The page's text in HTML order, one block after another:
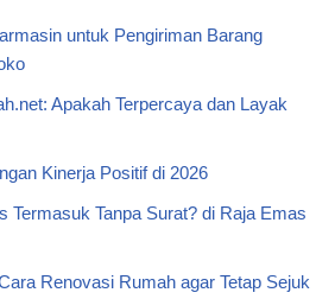
untuk Pengiriman Barang
Apakah Terpercaya dan Layak
Kinerja Positif di 2026
Termasuk Tanpa Surat? di Raja Emas
Renovasi Rumah agar Tetap Sejuk